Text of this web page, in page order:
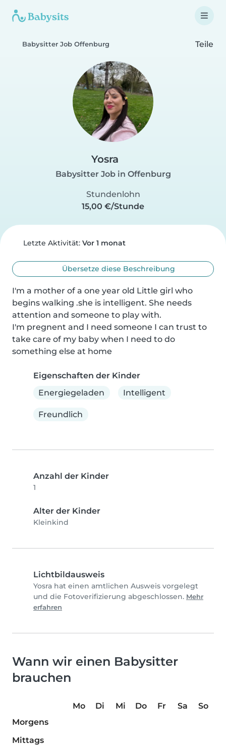
Babysitter Job Offenburg Teile
Yosra
Babysitter Job in Offenburg
Stundenlohn
15,00 €/Stunde
Letzte Aktivität: Vor 1 monat
Übersetze diese Beschreibung
I'm a mother of a one year old Little girl who
begins walking .she is intelligent. She needs
attention and someone to play with.
I'm pregnent and I need someone I can trust to
take care of my baby when I need to do
something else at home
Eigenschaften der Kinder
Energiegeladen
Intelligent
Freundlich
Anzahl der Kinder
1
Alter der Kinder
Kleinkind
Lichtbildausweis
Yosra hat einen amtlichen Ausweis vorgelegt
und die Fotoverifizierung abgeschlossen. Mehr
erfahren
Wann wir einen Babysitter
brauchen
Mo Di Mi Do Fr Sa
So
Morgens
Mittags